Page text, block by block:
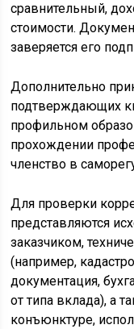
сравнительный,
стоимости.
заверяется его
Дополнительно
подтверждающих
профильном
прохождении
членство в
Для проверки
представляются
заказчиком,
(например,
документация,
от типа вклада), а
конъюнктуре,